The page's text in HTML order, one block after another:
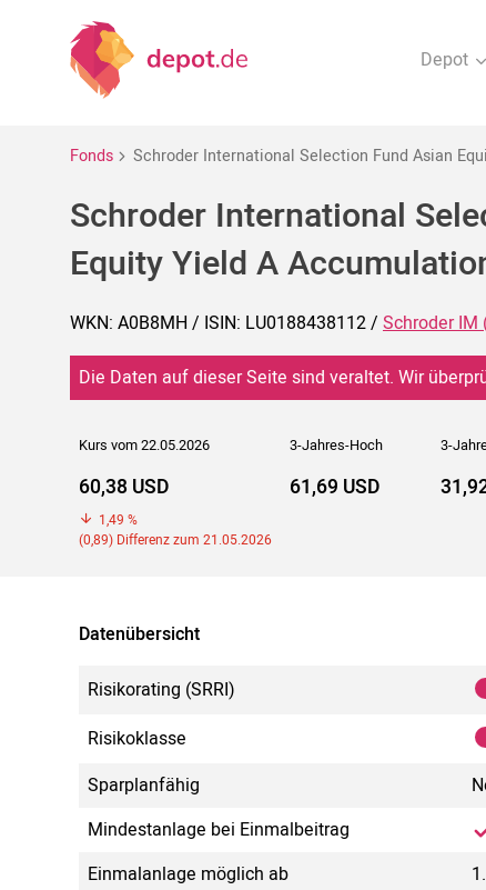
Depot
Fonds Schroder International Selection Fund Asian
Schroder International
Equity Yield A
WKN: A0B8MH / ISIN: LU0188438112 / Schroder IM
Die Daten auf dieser Seite sind veraltet. Wir
Kurs vom 22.05.2026 3-Jahres-Hoch 3-
60,38 USD
1,49 %
(0,89) Differenz zum 21.05.2026
61,69 USD
Datenübersicht
Risikorating (SRRI)
Risikoklasse
Sparplanfähig
Mindestanlage bei Einmalbeitrag
Einmalanlage möglich ab